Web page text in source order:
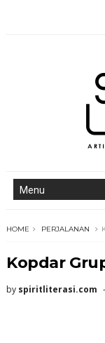
HOME PERJALANAN
Kopdar
by spiritliterasi.com